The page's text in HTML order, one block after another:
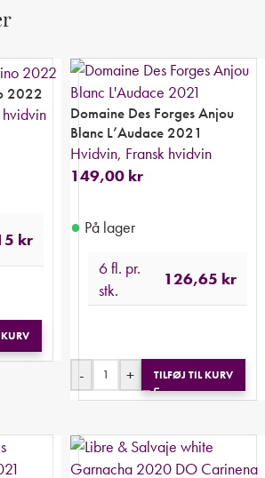
2022
kr
Domaine Des Forges Anjou
Blanc L’Audace 2021
Hvidvin, Fransk hvidvin
149,00 kr
● På lager
6 fl. pr.
stk.
126,65 kr
- + TILFØJ TIL KURV